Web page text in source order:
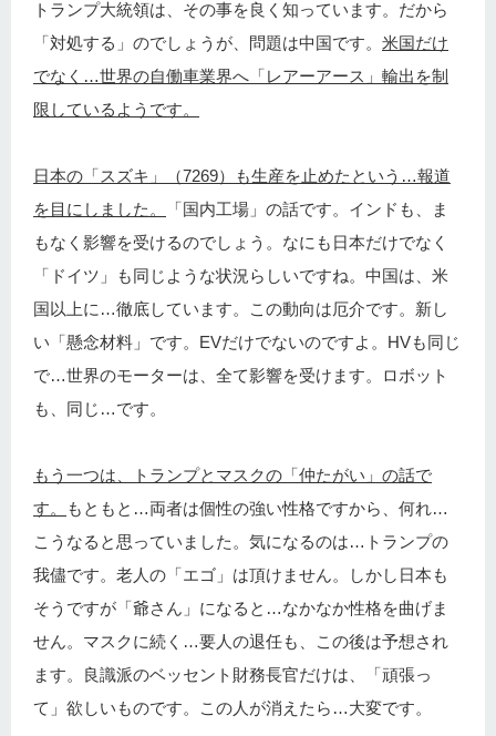
トランプ大統領は、その事を良く知っています。だから
「対処する」のでしょうが、問題は中国です。 米国だけ
でなく…世界の自働車業界へ「レアーアース」輸出を制
限しているようです。
日本の「スズキ」（7269）も生産を止めたという…報道
を目にしました。
「国内工場」の話です。インドも、ま
もなく影響を受けるのでしょう。なにも日本だけでなく
「ドイツ」も同じような状況らしいですね。中国は、米
国以上に…徹底しています。この動向は厄介です。新し
い「懸念材料」です。EVだけでないのですよ。HVも同じ
で…世界のモーターは、全て影響を受けます。ロボット
も、同じ…です。
もう一つは、トランプとマスクの「仲たがい」の話で
す。
もともと…両者は個性の強い性格ですから、何れ…
こうなると思っていました。気になるのは…トランプの
我儘です。老人の「エゴ」は頂けません。しかし日本も
そうですが「爺さん」になると…なかなか性格を曲げま
せん。マスクに続く…要人の退任も、この後は予想され
ます。良識派のベッセント財務長官だけは、「頑張っ
て」欲しいものです。この人が消えたら…大変です。